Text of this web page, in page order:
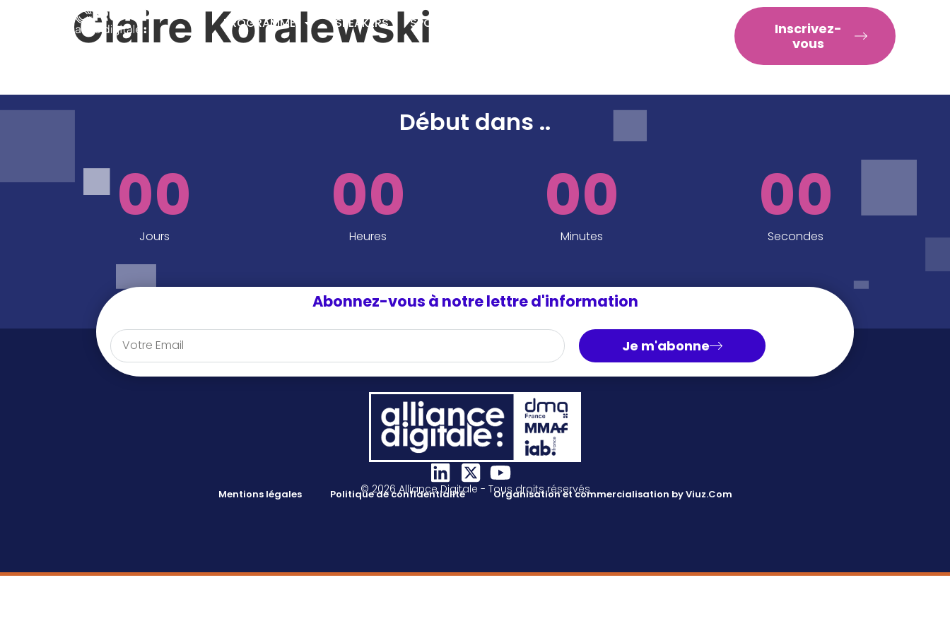
PROGRAMME SPEAKERS SPONSORS ET PARTENAIRES
Inscrivez-
vous
Claire Koralewski
Début dans ..
00
Jours
00
Heures
00
Minutes
00
Secondes
Abonnez-vous à notre lettre d'information
Je m'abonne
© 2026 Alliance Digitale - Tous droits réservés
Mentions légales Politique de confidentialité Organisation et commercialisation by Viuz.Com